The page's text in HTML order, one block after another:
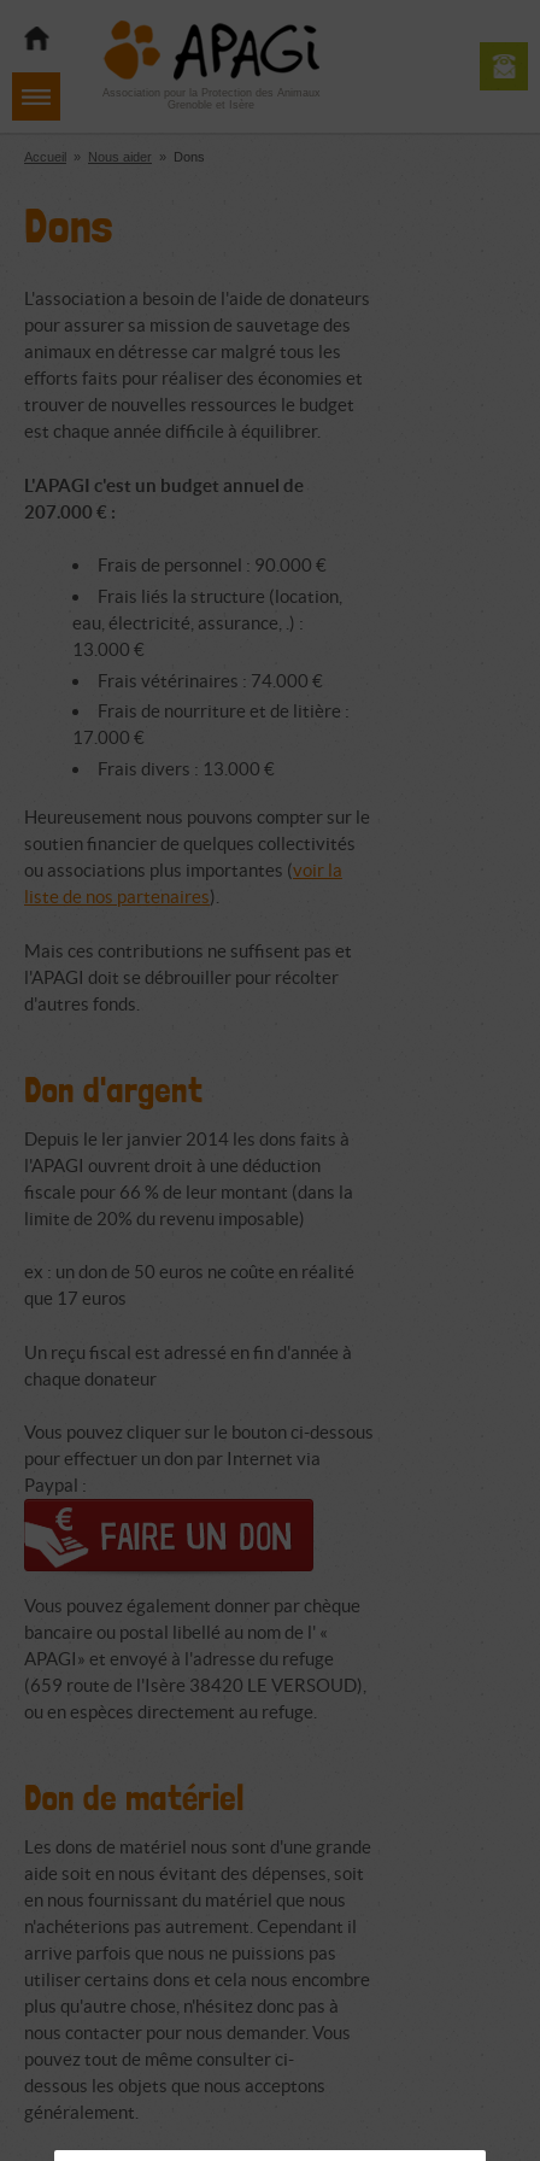
navigation
contenu
Aller
pied
de
Association pour la Protection des Animaux
Grenoble et Isère
Accueil » Nous aider » Dons
Dons
L'association a besoin de l'aide de donateurs
pour assurer sa mission de sauvetage des
animaux en détresse car malgré tous les
efforts faits pour réaliser des économies et
trouver de nouvelles ressources le budget
est chaque année difficile à équilibrer.
L'APAGI c'est un budget annuel de
207.000 € :
Frais de personnel : 90.000 €
Frais liés la structure (location,
eau, électricité, assurance, .) :
13.000 €
Frais vétérinaires : 74.000 €
Frais de nourriture et de litière :
17.000 €
Frais divers : 13.000 €
Heureusement nous pouvons compter sur le
soutien financier de quelques collectivités
ou associations plus importantes (voir la
liste de nos partenaires).
Mais ces contributions ne suffisent pas et
l'APAGI doit se débrouiller pour récolter
d'autres fonds.
Don d'argent
Depuis le ler janvier 2014 les dons faits à
l'APAGI ouvrent droit à une déduction
fiscale pour 66 % de leur montant (dans la
limite de 20% du revenu imposable)
ex : un don de 50 euros ne coûte en réalité
que 17 euros
Un reçu fiscal est adressé en fin d'année à
chaque donateur
Vous pouvez cliquer sur le bouton ci-dessous
pour effectuer un don par Internet via
Paypal :
Vous pouvez également donner par chèque
bancaire ou postal libellé au nom de l' «
APAGI» et envoyé à l'adresse du refuge
(659 route de l'Isère 38420 LE VERSOUD),
ou en espèces directement au refuge.
Don de matériel
Les dons de matériel nous sont d'une grande
aide soit en nous évitant des dépenses, soit
en nous fournissant du matériel que nous
n'achéterions pas autrement. Cependant il
arrive parfois que nous ne puissions pas
utiliser certains dons et cela nous encombre
plus qu'autre chose, n'hésitez donc pas à
nous contacter pour nous demander. Vous
pouvez tout de même consulter ci-
dessous les objets que nous acceptons
généralement.